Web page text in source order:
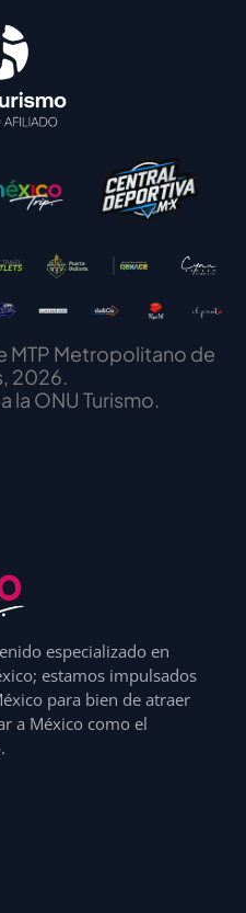
MTP Metropolitano de
2026.
la ONU Turismo.
especializado en
estamos impulsados
para bien de atraer
a México como el